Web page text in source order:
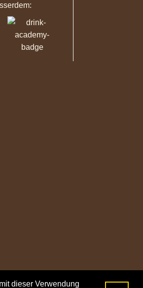
dieser Verwendung